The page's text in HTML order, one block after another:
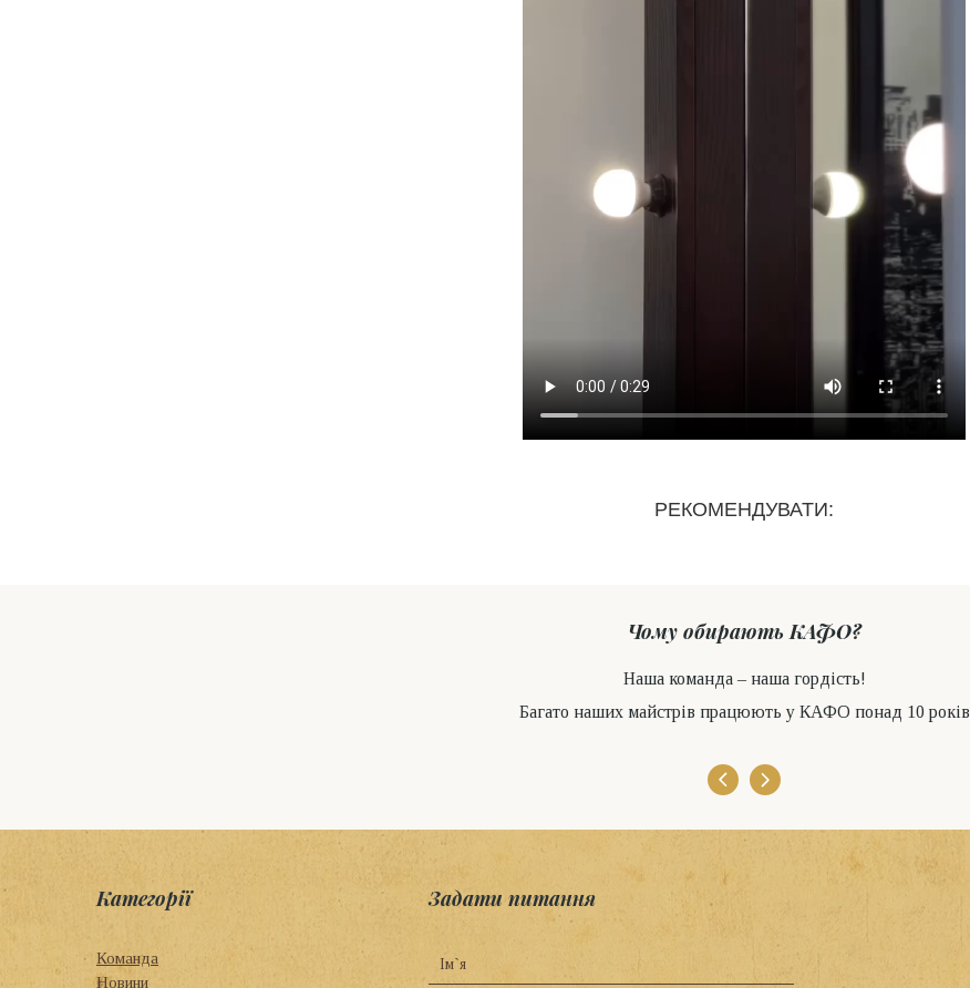
РЕКОМЕНДУВАТИ:
Чому обирають КАФО?
Наша команда – наша гордість!
Багато наших майстрів працюють у КАФО понад 10 років
Категорії
Команда
Новини
Задати питання